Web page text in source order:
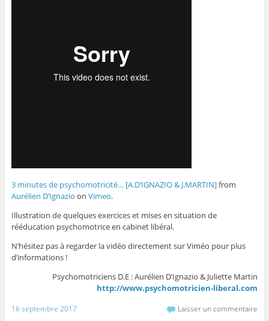
3 minutes de psychomotricité… [A.D’IGNAZIO & J.MARTIN]from
Aurélien D’Ignazio on Vimeo.
Illustration de quelques exercices et mises en situation de
rééducation psychomotrice en cabinet libéral.
N’hésitez pas à regarder la vidéo directement sur Viméo pour plus
d’informations !
Psychomotriciens D.E : Aurélien D’Ignazio & Juliette Martin
http://www.psychomotricien-liberal.com
16 septembre 2017 Laisser un commentaire